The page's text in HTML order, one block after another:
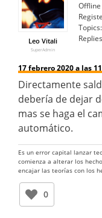
Leo Vitali
SuperAdmin
Offline
Topics:
17 febrero 2020 a las
Directamente
debería de dejar
mas se haga el
automático.
Es un error capital lanzar
comienza a alterar los
encajar las teorías con los
0